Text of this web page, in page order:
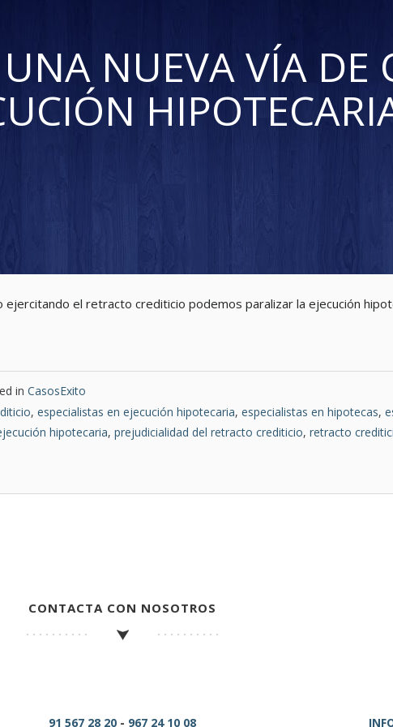
NUEVA VÍA DE
el retracto crediticio podemos paralizar la ejecución
in CasosExito
, especialistas en ejecución hipotecaria, especialistas en hipotecas,
hipotecaria, prejudicialidad del retracto crediticio, retracto
CONTACTA CON NOSOTROS
91 567 28 20- 967 24 10 08